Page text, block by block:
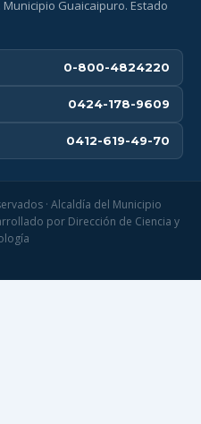
Municipio Guaicaipuro. Estado
0-800-4824220
0424-178-9609
0412-619-49-70
· Alcaldía del Municipio
por Dirección de Ciencia y